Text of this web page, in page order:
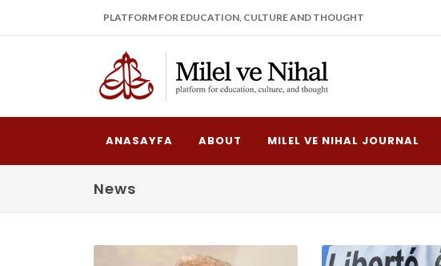
PLATFORM FOR EDUCATION, CULTURE AND THOUGHT
ANASAYFA ABOUT MILEL VE NIHAL JOURNAL
News